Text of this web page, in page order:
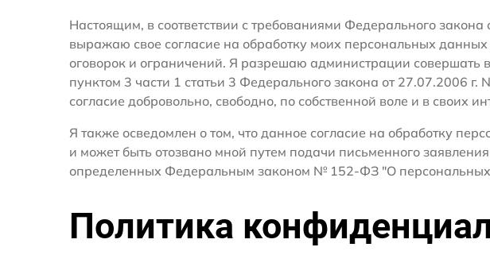
Настоящим, в соответствии с требованиями Федерального
выражаю свое согласие на обработку моих персональных
оговорок и ограничений. Я разрешаю администрации
пунктом 3 части 1 статьи 3 Федерального закона от
согласие добровольно, свободно, по собственной воле и в своих
Я также осведомлен о том, что данное согласие на обработку
и может быть отозвано мной путем подачи письменного
определенных Федеральным законом № 152-ФЗ "О
Политика